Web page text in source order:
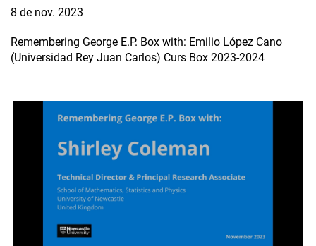
8 de nov. 2023
Remembering George E.P. Box with: Emilio López Cano
(Universidad Rey Juan Carlos) Curs Box 2023-2024